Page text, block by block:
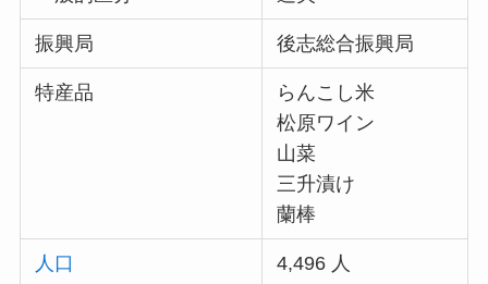
振興局 後志総合振興局
特産品
らんこし米
松原ワイン
山菜
三升漬け
蘭棒
人口
4,496 人